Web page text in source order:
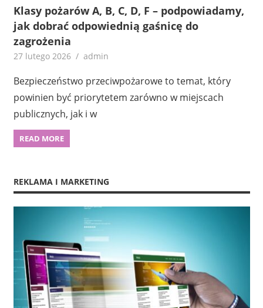
Klasy pożarów A, B, C, D, F – podpowiadamy,
jak dobrać odpowiednią gaśnicę do
zagrożenia
27 lutego 2026 admin
Bezpieczeństwo przeciwpożarowe to temat, który
powinien być priorytetem zarówno w miejscach
publicznych, jak i w
READ MORE
REKLAMA I MARKETING